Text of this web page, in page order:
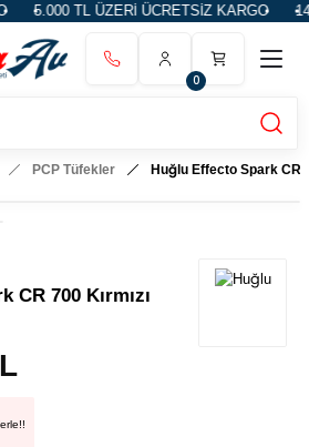
TL ÜZERİ ÜCRETSİZ KARGO 14 GÜN
0
PCP Tüfekler Huğlu Effecto Spark CR
CR 700 Kırmızı